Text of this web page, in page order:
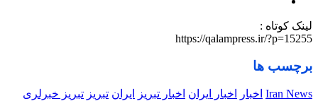
لینک کوتاه :
https://qalampress.ir/?p=15255
برچسب ها
Iran News اخبار اخبار ایران اخبار تبریز ایران تبریز تبریز خبرلری